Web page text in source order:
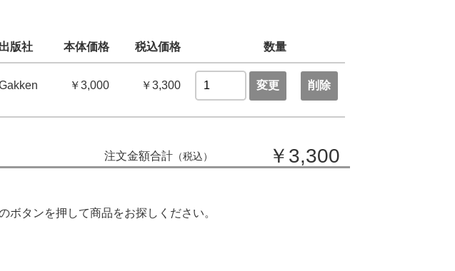
出版社 本体価格 税込価格 数量
￥3,000 ￥3,300 変更 削除
注文金額合計 （税込） ￥3,300
タンを押して商品をお探しください。